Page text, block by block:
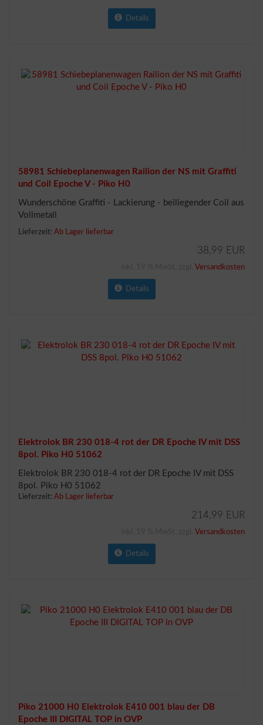
Details
58981 Schiebeplanenwagen Railion der NS mit Graffiti
und Coil Epoche V - Piko H0
Wunderschöne Graffiti - Lackierung - beiliegender Coil aus
Vollmetall
Lieferzeit: Ab Lager lieferbar
38,99 EUR
Versandkosten
Details
Elektrolok BR 230 018-4 rot der DR Epoche IV mit DSS
8pol. Piko H0 51062
Elektrolok BR 230 018-4 rot der DR Epoche IV mit DSS
8pol. Piko H0 51062
Lieferzeit: Ab Lager lieferbar
214,99 EUR
Versandkosten
Details
Piko 21000 H0 Elektrolok E410 001 blau der DB
Epoche III DIGITAL TOP in OVP